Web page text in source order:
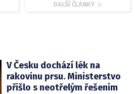
DALŠÍ ČLÁNKY
V Česku dochází lék na
rakovinu prsu. Ministerstvo
přišlo s neotřelým řešením